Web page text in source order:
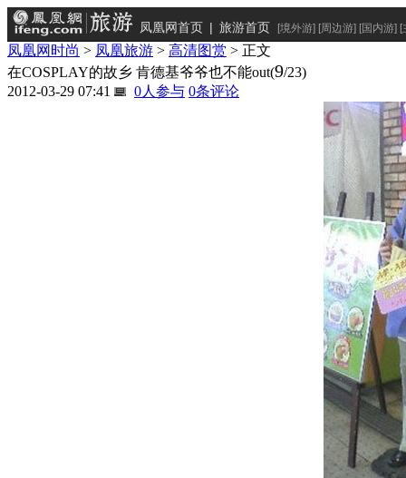
凤凰网首页 | 旅游首页 [境外游] [周边游] [国内游] [
凤凰网时尚 > 凤凰旅游 > 高清图赏 > 正文
在COSPLAY的故乡 肯德基爷爷也不能out(9/23)
2012-03-29 07:41
0人参与 0条评论